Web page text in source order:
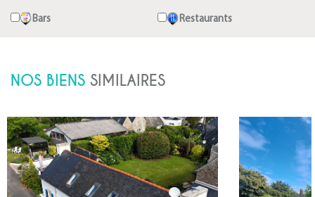
Bars Restaurants
NOS BIENS SIMILAIRES